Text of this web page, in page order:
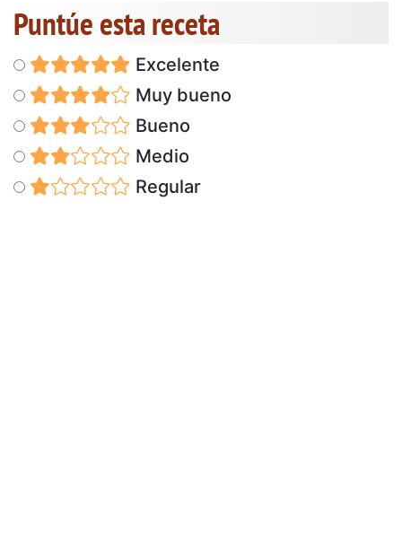
Puntúe esta receta
Excelente
Muy bueno
Bueno
Medio
Regular